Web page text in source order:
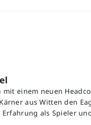
einem neuen
aus Witten den
als Spieler